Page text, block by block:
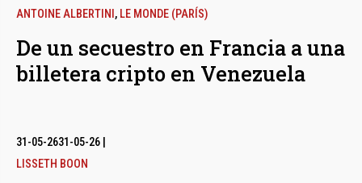
ANTOINE ALBERTINI , LE MONDE (PARÍS)
De un secuestro en Francia a una
billetera cripto en Venezuela
31-05-2631-05-26
LISSETH BOON